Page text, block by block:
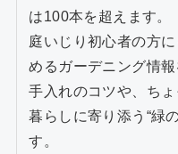
は100本を超えます。
庭いじり初心者の方
めるガーデニング情
手入れのコツや、ち
暮らしに寄り添う“緑
す。